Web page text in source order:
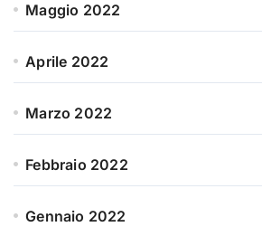
Maggio 2022
Aprile 2022
Marzo 2022
Febbraio 2022
Gennaio 2022